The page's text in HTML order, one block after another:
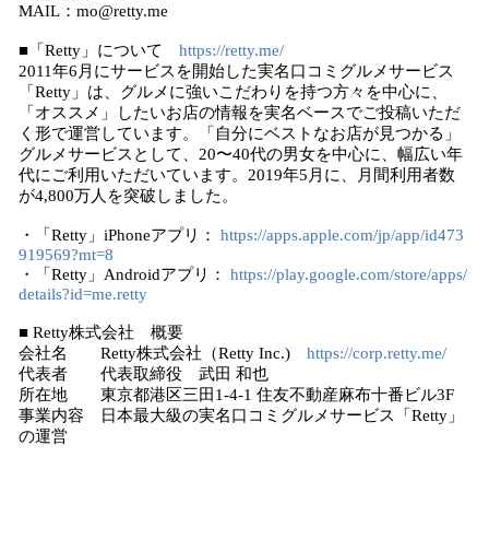
MAIL：mo@retty.me
■「Retty」について https://retty.me/
2011年6月にサービスを開始した実名口コミグルメサービス
「Retty」は、グルメに強いこだわりを持つ方々を中心に、
「オススメ」したいお店の情報を実名ベースでご投稿いただ
く形で運営しています。「自分にベストなお店が見つかる」
グルメサービスとして、20〜40代の男女を中心に、幅広い年
代にご利用いただいています。2019年5月に、月間利用者数
が4,800万人を突破しました。
・「Retty」iPhoneアプリ： ​ https://apps.apple.com/jp/app/id473
919569?mt=8
・「Retty」Androidアプリ： https://play.google.com/store/apps/
details?id=me.retty
■ Retty株式会社 概要
会社名 Retty株式会社（Retty Inc.) https://corp.retty.me/
代表者 代表取締役 武田 和也
所在地 東京都港区三田1-4-1 住友不動産麻布十番ビル3F
事業内容 日本最大級の実名口コミグルメサービス「Retty」
の運営